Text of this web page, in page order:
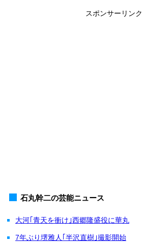
スポンサーリンク
石丸幹二の芸能ニュース
大河｢青天を衝け｣西郷隆盛役に華丸
7年ぶり堺雅人｢半沢直樹｣撮影開始